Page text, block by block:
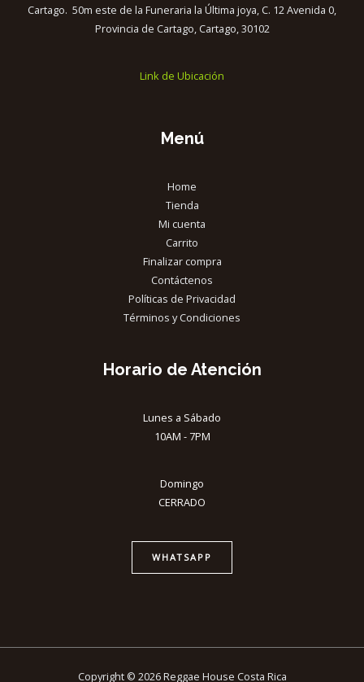
Cartago. 50m este de la Funeraria la Última joya, C. 12 Avenida 0,
Provincia de Cartago, Cartago, 30102
Link de Ubicación
Menú
Home
Tienda
Mi cuenta
Carrito
Finalizar compra
Contáctenos
Políticas de Privacidad
Términos y Condiciones
Horario de Atención
Lunes a Sábado
10AM - 7PM
Domingo
CERRADO
WHATSAPP
Copyright © 2026 Reggae House Costa Rica